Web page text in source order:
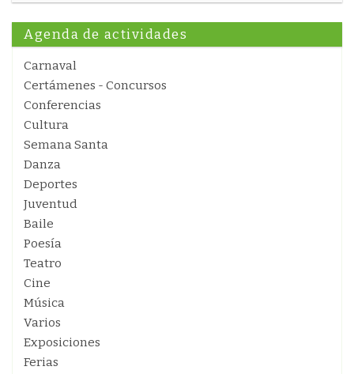
Agenda de actividades
Carnaval
Certámenes - Concursos
Conferencias
Cultura
Semana Santa
Danza
Deportes
Juventud
Baile
Poesía
Teatro
Cine
Música
Varios
Exposiciones
Ferias